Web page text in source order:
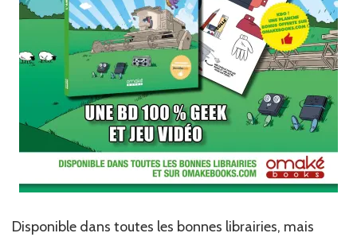
Disponible dans toutes les bonnes librairies, mais